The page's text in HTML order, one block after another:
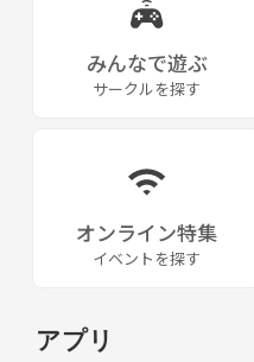
みんなで遊ぶ
サークルを探す
オンライン特集
イベントを探す
アプリ